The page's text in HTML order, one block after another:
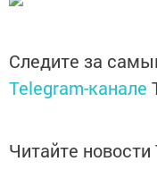
Следите за
Telegram-канале
Читайте новости